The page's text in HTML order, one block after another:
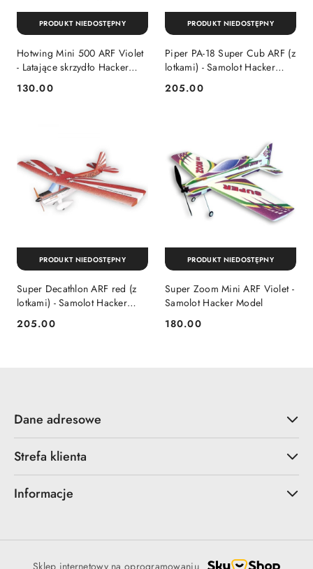
Hotwing Mini 500 ARF Violet
- Latające skrzydło Hacker
Cena:
130.00
PRODUKT NIEDOSTĘPNY
Piper PA-18 Super Cub ARF (z
lotkami) - Samolot Hacker
Cena:
205.00
PRODUKT NIEDOSTĘPNY
Super Decathlon ARF red (z
lotkami) - Samolot Hacker
Model
Cena:
205.00
PRODUKT NIEDOSTĘPNY
Super Zoom Mini ARF Violet -
Samolot Hacker Model
Cena:
180.00
PRODUKT NIEDOSTĘPNY
Dane adresowe
Strefa klienta
Informacje
Sklep internetowy na oprogramowaniu